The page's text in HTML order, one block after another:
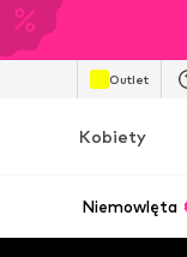
Outlet
Kobiety
Niemowlęta